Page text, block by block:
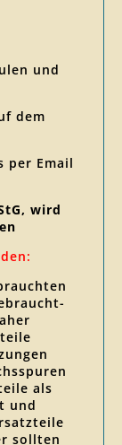
und
dem
per Email
wird
als
und
sollten